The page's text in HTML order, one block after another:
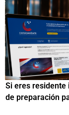
Si eres residente
de preparación